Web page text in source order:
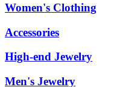
Women's Clothing
Accessories
High-end Jewelry
Men's Jewelry